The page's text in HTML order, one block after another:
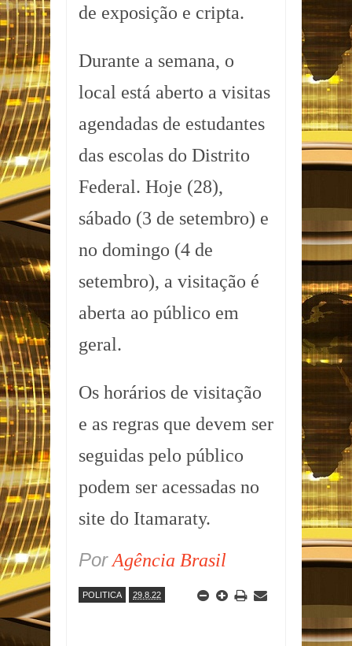
de exposição e cripta.
Durante a semana, o
local está aberto a visitas
agendadas de estudantes
das escolas do Distrito
Federal. Hoje (28),
sábado (3 de setembro) e
no domingo (4 de
setembro), a visitação é
aberta ao público em
geral.
Os horários de visitação
e as regras que devem ser
seguidas pelo público
podem ser acessadas no
site do Itamaraty.
Por Agência Brasil
POLITICA 29.8.22